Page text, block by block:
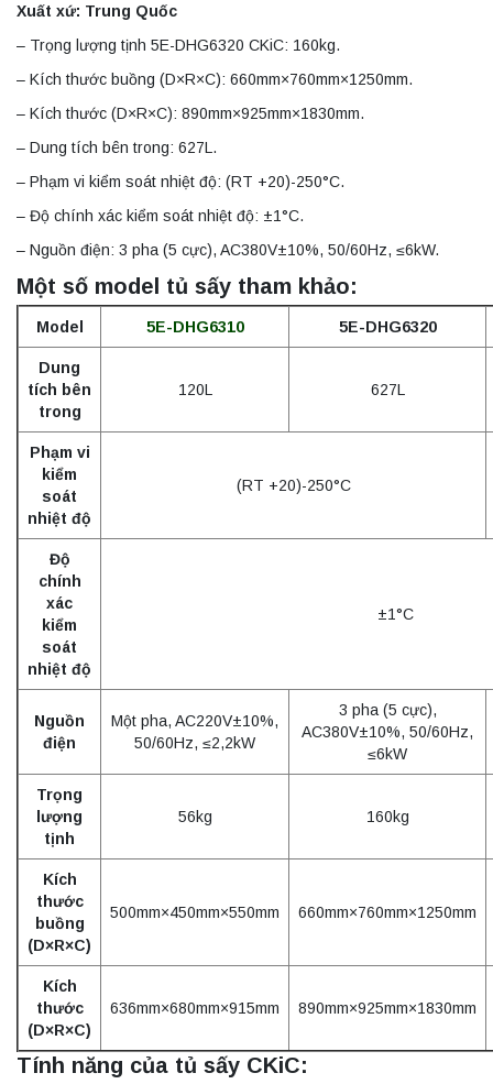
Xuất xứ: Trung Quốc
– Trọng lượng tịnh 5E-DHG6320 CKiC: 160kg.
– Kích thước buồng (D×R×C): 660mm×760mm×1250mm.
– Kích thước (D×R×C): 890mm×925mm×1830mm.
– Dung tích bên trong: 627L.
– Phạm vi kiểm soát nhiệt độ: (RT +20)-250°C.
– Độ chính xác kiểm soát nhiệt độ: ±1°C.
– Nguồn điện: 3 pha (5 cực), AC380V±10%, 50/60Hz, ≤6kW.
Một số model tủ sấy tham khảo:
Model 5E-DHG6310 5E-DHG6320
Dung
tích bên
trong
120L 627L
Phạm vi
kiểm
soát
nhiệt độ
(RT +20)-250°C
Độ
chính
xác
kiểm
soát
nhiệt độ
±1°C
Nguồn
điện
Một pha, AC220V±10%,
50/60Hz, ≤2,2kW
3 pha (5 cực),
AC380V±10%, 50/60Hz,
≤6kW
Trọng
lượng
tịnh
56kg 160kg
Kích
thước
buồng
(D×R×C)
500mm×450mm×550mm 660mm×760mm×1250mm
Kích
thước
(D×R×C)
636mm×680mm×915mm 890mm×925mm×1830mm
Tính năng của tủ sấy CKiC: